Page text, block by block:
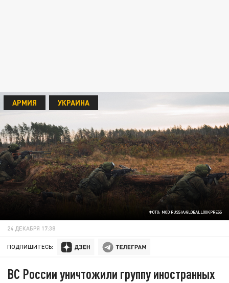
ФОТО: MOD RUSSIA/GLOBALLOOKPRESS
АРМИЯ УКРАИНА
24 ДЕКАБРЯ 17:38
ПОДПИШИТЕСЬ:
ВС России уничтожили группу иностранных